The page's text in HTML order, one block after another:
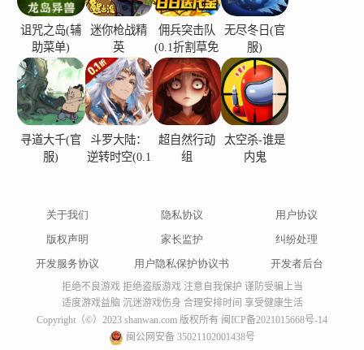
诅咒之岛(辅
助菜单)
迷你枪战精
英
佣兵突击队
(0.1折割草免
费版)
无尽冬日(官
服)
寻道大千(官
服)
斗罗大陆：
逆转时空(0.1
超自然行动
组
太空杀-谁是
内鬼
关于我们 隐私协议
用户协议
版权声明
家长监护
纠纷处理
开发服务协议
用户隐私保护协议书 开发者后台
拒绝不良游戏 拒绝盗版游戏 注意自我保护 谨防受骗上当
适度游戏益脑 沉迷游戏伤身 合理安排时间 享受健康生活
Copyright（©）2023 shanwan.com 版权所有 闽ICP备2021015668号-14
闽公网安备 35021102001438号